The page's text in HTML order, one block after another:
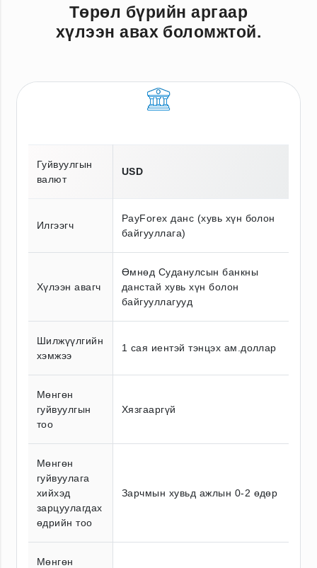
Төрөл бүрийн аргаар
хүлээн авах боломжтой.
Гуйвуулгын
валют
USD
Илгээгч
PayForex данс (хувь хүн болон
байгууллага)
Хүлээн авагч
Өмнөд Суданулсын банкны
данстай хувь хүн болон
байгууллагууд
Шилжүүлгийн
хэмжээ
1 сая иентэй тэнцэх ам.доллар
Мөнгөн
гуйвуулгын
тоо
Хязгааргүй
Мөнгөн
гуйвуулага
хийхэд
зарцуулагдах
өдрийн тоо
Зарчмын хувьд ажлын 0-2 өдөр
Мөнгөн